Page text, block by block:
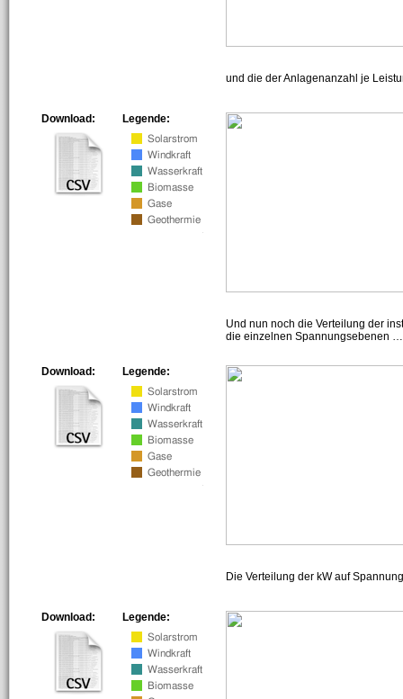
und die der Anlagenanzahl je
Legende:
Download:
Und nun noch die Verteilung der
die einzelnen Spannungsebenen
Legende:
Download:
Die Verteilung der kW auf
Legende:
Download: